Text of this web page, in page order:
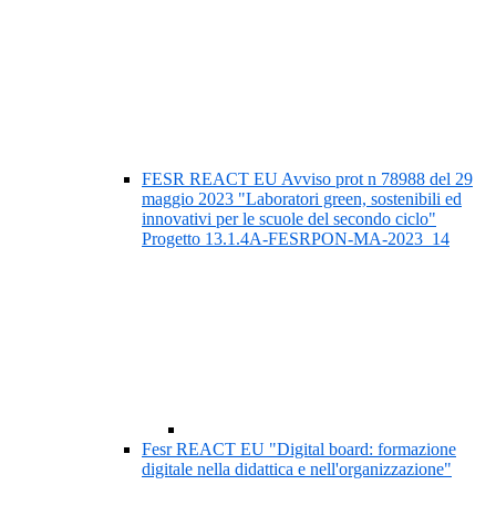
FESR REACT EU Avviso prot n 78988 del 29
maggio 2023 "Laboratori green, sostenibili ed
innovativi per le scuole del secondo ciclo"
Progetto 13.1.4A-FESRPON-MA-2023_14
Fesr REACT EU "Digital board: formazione
digitale nella didattica e nell'organizzazione"